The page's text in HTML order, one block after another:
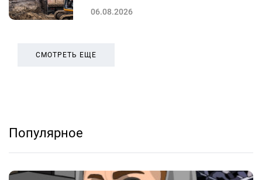
06.08.2026
СМОТРЕТЬ ЕЩЕ
Популярное